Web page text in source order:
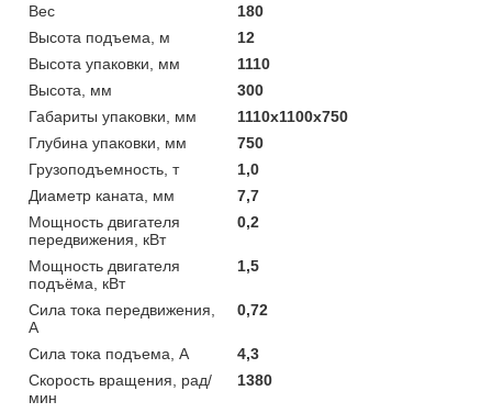
Вес
180
Высота подъема, м
12
Высота упаковки, мм
1110
Высота, мм
300
Габариты упаковки, мм
1110х1100х750
Глубина упаковки, мм
750
Грузоподъемность, т
1,0
Диаметр каната, мм
7,7
Мощность двигателя
передвижения, кВт
0,2
Мощность двигателя
подъёма, кВт
1,5
Сила тока передвижения,
А
0,72
Сила тока подъема, А
4,3
Скорость вращения, рад/
мин
1380